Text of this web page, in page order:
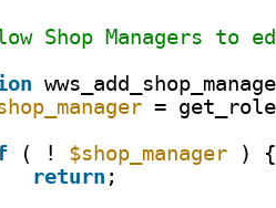
Shop Managers to
=
( ! $shop_manager
) {
return ;